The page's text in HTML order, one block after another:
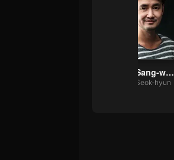
Ahn Sang-woo
Kim Seok-hyun